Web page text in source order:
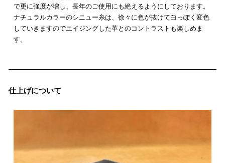
で更に強度が増し、長年のご使用にも絶えるようにしております。
ナチュラルカラーのシニュー糸は、徐々に色が抜けて白っぽく変色
していきますのでエイジングした革とのコントラストも楽しめま
す。
仕上げについて